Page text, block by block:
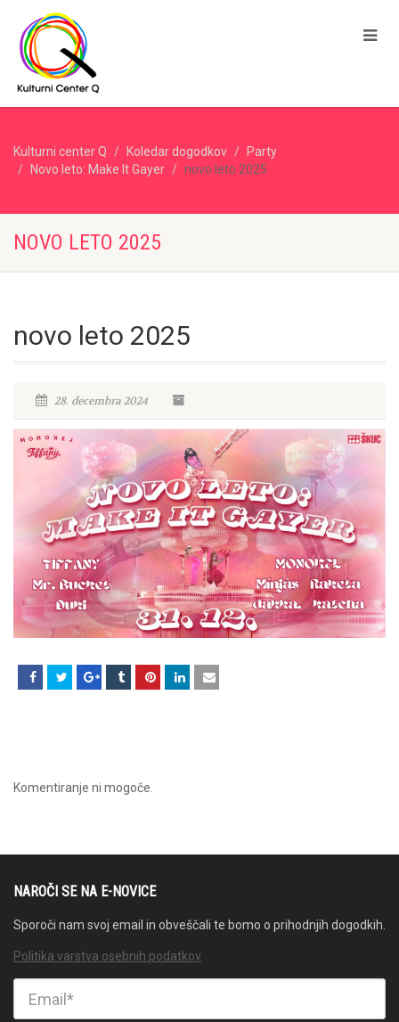
Kulturni center Q Koledar dogodkov
Party
Novo leto: Make It Gayer
novo leto 2025
NOVO LETO 2025
novo leto 2025
28. decembra 2024
Komentiranje ni mogoče.
NAROČI SE NA E-NOVICE
Sporoči nam svoj email in obveščali te bomo o prihodnjih dogodkih.
Politika varstva osebnih podatkov